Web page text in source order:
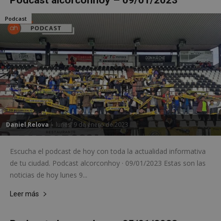
Daniel Relova - lunes, 9 de enero de 2023
Podcast
Escucha el podcast de hoy con toda la actualidad informativa
de tu ciudad. Podcast alcorconhoy · 09/01/2023 Estas son las
noticias de hoy lunes 9...
Leer más
sp_landing
Spotify Inc.
.spotify.com
23 horas 59
minutos
VISITOR_PRIVACY_METADATA
YouTube
.youtube.com
5 meses 4
semanas